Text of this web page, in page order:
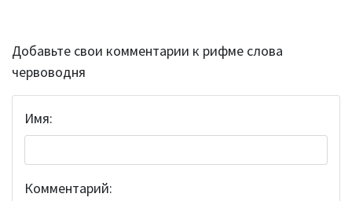
Добавьте свои комментарии к рифме слова
червоводня
Имя:
Комментарий: